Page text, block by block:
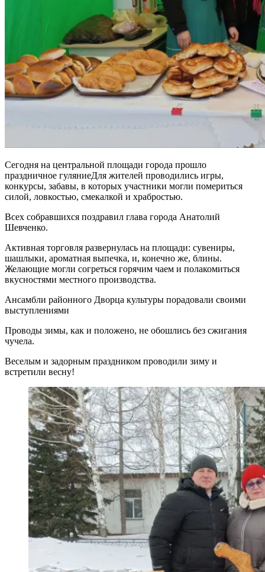
Сегодня на центральной площади города прошло
праздничное гуляниеДля жителей проводились игры,
конкурсы, забавы, в которых участники могли помериться
силой, ловкостью, смекалкой и храбростью.
Всех собравшихся поздравил глава города Анатолий
Шевченко.
Активная торговля развернулась на площади: сувениры,
шашлыки, ароматная выпечка, и, конечно же, блины.
Желающие могли согреться горячим чаем и полакомиться
вкусностями местного производства.
Ансамбли районного Дворца культуры порадовали своими
выступлениями
Проводы зимы, как и положено, не обошлись без сжигания
чучела.
Веселым и задорным праздником проводили зиму и
встретили весну!